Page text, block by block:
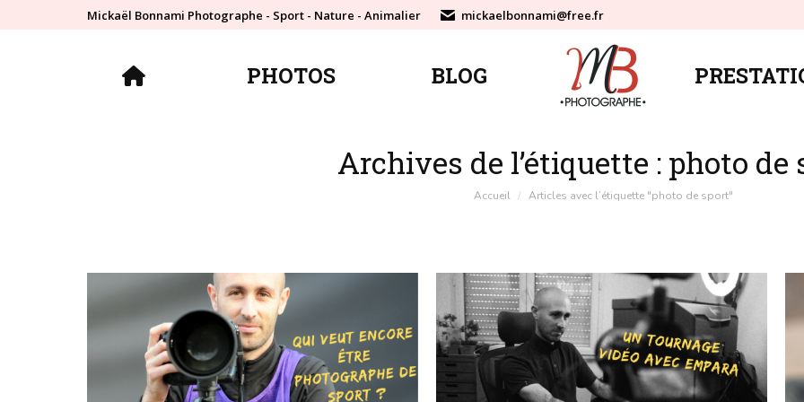
Mickaël Bonnami Photographe - Sport - Nature - Animalier mickaelbonnami@free.fr
PHOTOS BLOG
Archives de l’étiquette : photo de
Vous êtes ici :
Accueil Articles avec l’étiquette "photo de sport"